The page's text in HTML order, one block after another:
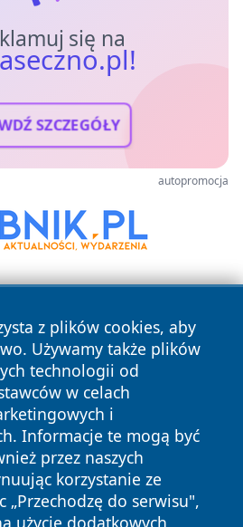
się na
SZCZEGÓŁY
autopromocja
z plików cookies, aby
Używamy także plików
technologii od
w celach
i
Informacje te mogą być
przez naszych
korzystanie ze
„Przechodzę do serwisu",
użycie dodatkowych
Wszystkie prawa
Polityka
Cookies